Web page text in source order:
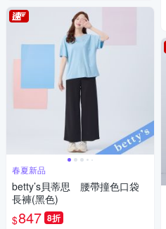
春夏新品
betty’s貝蒂思 腰帶撞色口袋
長褲(黑色)
$847 8折